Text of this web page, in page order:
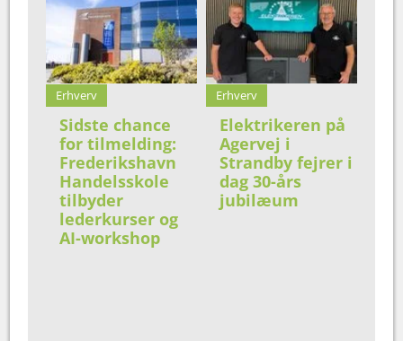
Erhverv
Sidste chance
for tilmelding:
Frederikshavn
Handelsskole
tilbyder
lederkurser og
AI-workshop
Erhverv
Elektrikeren på
Agervej i
Strandby fejrer i
dag 30-års
jubilæum